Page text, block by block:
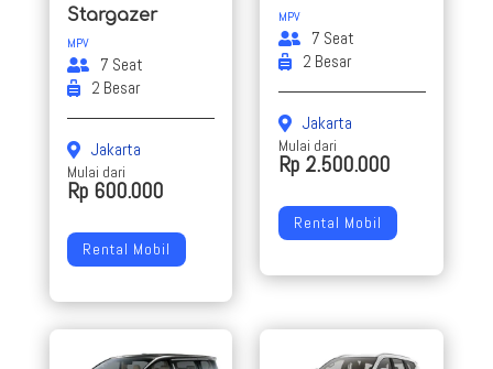
Stargazer
MPV
7 Seat
2 Besar
Jakarta
Mulai dari
Rp 600.000
Rental Mobil
MPV
7 Seat
2 Besar
Jakarta
Mulai dari
Rp 2.500.000
Rental Mobil